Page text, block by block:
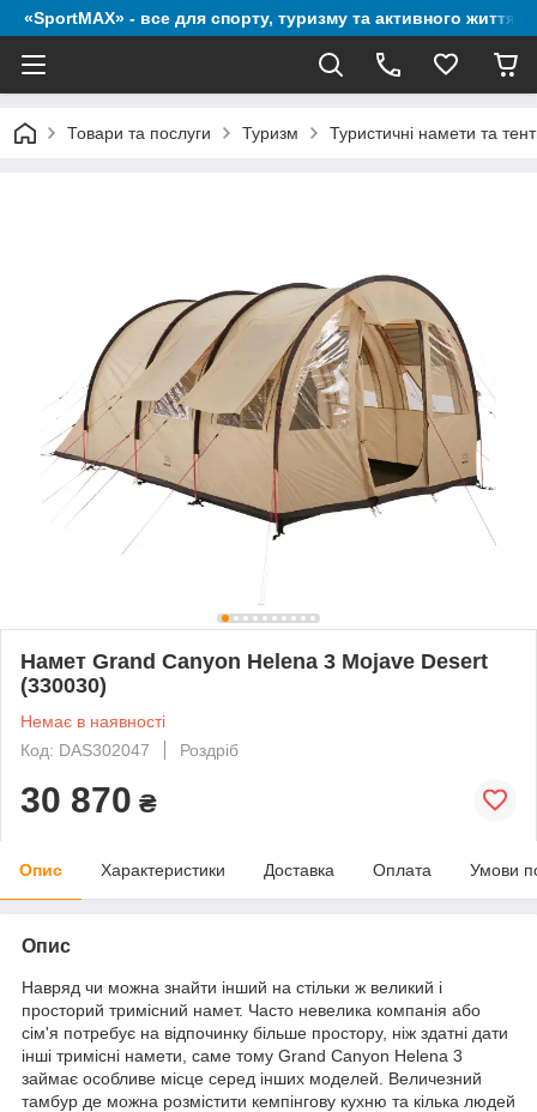
«SportMAX» - все для спорту, туризму та активного життя
Товари та послуги Туризм Туристичні намети та
Намет Grand Canyon Helena 3 Mojave Desert
(330030)
Немає в наявності
Код: DAS302047
Роздріб
30 870 ₴
Опис Характеристики Доставка Оплата Умови
Опис
Навряд чи можна знайти інший на стільки ж великий і
просторий тримісний намет. Часто невелика компанія або
сім'я потребує на відпочинку більше простору, ніж здатні дати
інші тримісні намети, саме тому Grand Canyon Helena 3
займає особливе місце серед інших моделей. Величезний
тамбур де можна розмістити кемпінгову кухню та кілька людей